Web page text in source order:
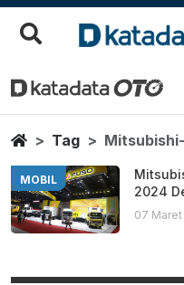
Mitsubishi
Berita Terbaru
HomeTag
MOBIL
2024
07 Maret